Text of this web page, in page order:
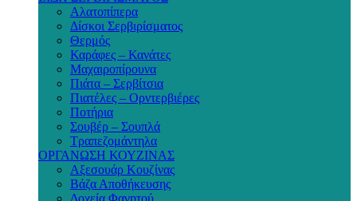
Αλατοπίπερα
Δίσκοι Σερβιρίσματος
Θερμός
Καράφες – Κανάτες
Μαχαιροπίρουνα
Πιάτα – Σερβίτσια
Πιατέλες – Ορντερβιέρες
Ποτήρια
Σουβέρ – Σουπλά
Τραπεζομάντηλα
ΟΡΓΑΝΩΣΗ ΚΟΥΖΙΝΑΣ
Αξεσουάρ Κουζίνας
Βάζα Αποθήκευσης
Δοχεία Φαγητού